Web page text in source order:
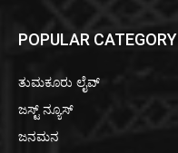
POPULAR CATEGORY
ತುಮಕೂರು ಲೈವ್
ಜಸ್ಟ್ ನ್ಯೂಸ್
ಜನಮನ